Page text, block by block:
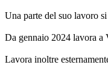
Una parte del suo lavoro
Da gennaio 2024 lavora a
Lavora inoltre